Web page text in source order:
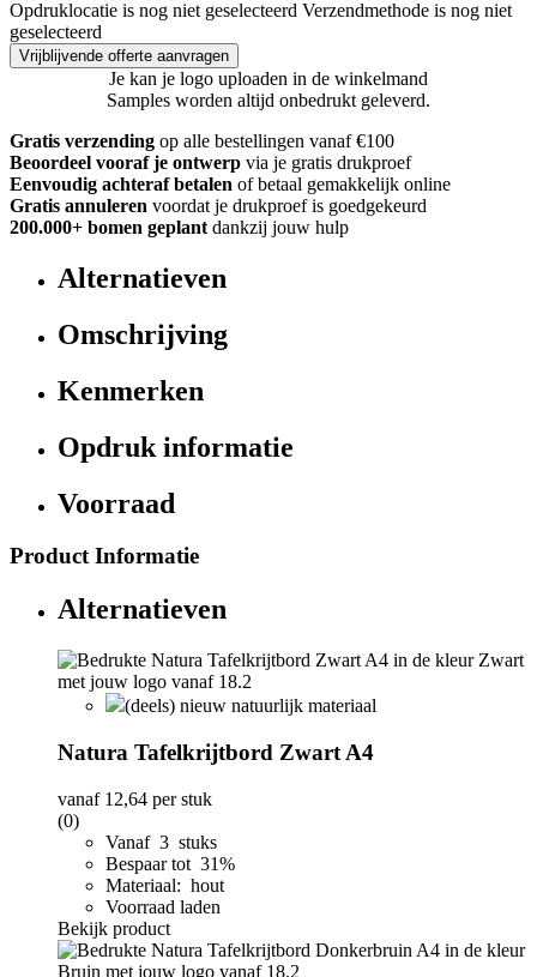
Opdruklocatie is nog niet geselecteerd Verzendmethode is nog niet
geselecteerd
Vrijblijvende offerte aanvragen
Je kan je logo uploaden in de winkelmand
Samples worden altijd onbedrukt geleverd.
Gratis verzending op alle bestellingen vanaf €100
Beoordeel vooraf je ontwerp via je gratis drukproef
Eenvoudig achteraf betalen of betaal gemakkelijk online
Gratis annuleren voordat je drukproef is goedgekeurd
200.000+ bomen geplant dankzij jouw hulp
Alternatieven
Omschrijving
Kenmerken
Opdruk informatie
Voorraad
Product Informatie
Alternatieven
(deels) nieuw natuurlijk materiaal
Natura Tafelkrijtbord Zwart A4
vanaf 12,64 per stuk
(0)
Vanaf 3 stuks
Bespaar tot 31%
Materiaal: hout
Voorraad laden
Bekijk product